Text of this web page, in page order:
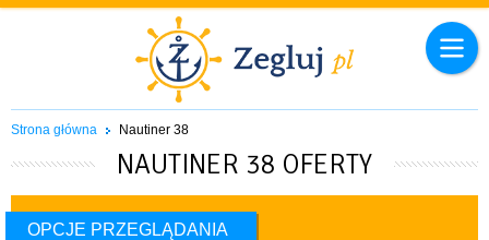
Strona główna Nautiner 38
NAUTINER 38 OFERTY
OPCJE PRZEGLĄDANIA